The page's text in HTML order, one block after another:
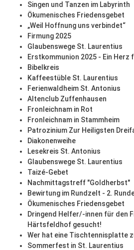
Singen und Tanzen im Labyrinth
Ökumenisches Friedensgebet
„Weil Hoffnung uns verbindet“
Firmung 2025
Glaubenswege St. Laurentius
Erstkommunion 2025 - Ein Herz
Bibelkreis
Kaffeestüble St. Laurentius
Ferienwaldheim St. Antonius
Altenclub Zuffenhausen
Fronleichnam in Rot
Fronleichnam in Stammheim
Patrozinium Zur Heiligsten
Diakonenweihe
Lesekreis St. Antonius
Glaubenswege St. Laurentius
Taizé-Gebet
Nachmittagstreff "Goldherbst"
Bewirtung im Rundzelt - 2.
Ökumenisches Friedensgebet
Dringend Helfer/-innen für den
Härtsfeldhof gesucht!
Wer hat eine Tischtennisplatte
Sommerfest in St. Laurentius